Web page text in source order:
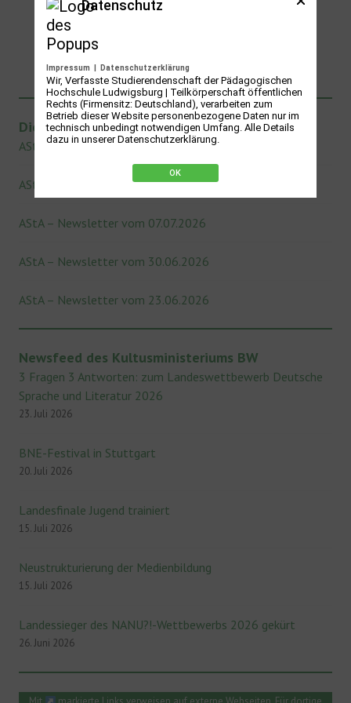
Die neuesten Newsletter des AStA
AStA – Newsletter vom 21.07.2026
AStA – Newsletter vom 14.07.2026
AStA – Newsletter vom 07.07.2026
AStA – Newsletter vom 30.06.2026
AStA – Newsletter vom 23.06.2026
Newsfeed des Kultusministeriums BW
3 Fragen 3 Antworten: zum Landeswettbewerb Deutsche
Sprache und Literatur 2026
23. Juli 2026
BNE-Festival in Stuttgart
20. Juli 2026
Landesfinale Jugend trainiert
15. Juli 2026
Neustrukturierung der Medienbildung
15. Juli 2026
Landessieger des NANU?!-Wettbewerbs 2026 gekürt
26. Juni 2026
Datenschutz
Impressum Datenschutzerklärung
Wir, Verfasste Studierendenschaft der Pädagogischen
Hochschule Ludwigsburg | Teilkörperschaft öffentlichen
Rechts (Firmensitz: Deutschland), verarbeiten zum
Betrieb dieser Website personenbezogene Daten nur im
technisch unbedingt notwendigen Umfang. Alle Details
dazu in unserer Datenschutzerklärung.
OK